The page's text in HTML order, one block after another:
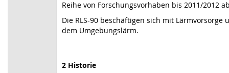
Reihe von Forschungsvorhaben bis 2011/2012
Die RLS-90 beschäftigen sich mit
dem Umgebungslärm.
2 Historie